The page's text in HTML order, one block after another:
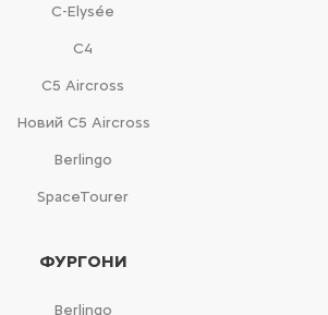
C-Elysée
С4
С5 Aircross
Новий С5 Aircross
Berlingo
SpaceTourer
ФУРГОНИ
Berlingo